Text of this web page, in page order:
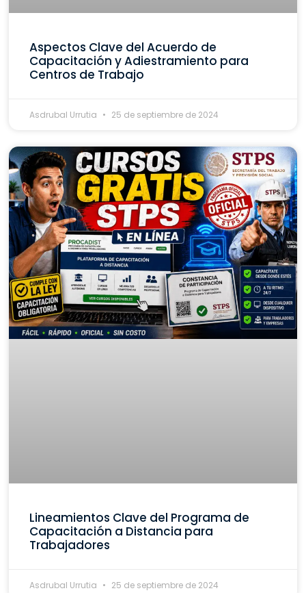
Aspectos Clave del Acuerdo de
Capacitación y Adiestramiento para
Centros de Trabajo
Asdrubal Urrutia 25 de septiembre de 2024
Lineamientos Clave del Programa de
Capacitación a Distancia para
Trabajadores
Asdrubal Urrutia 25 de septiembre de 2024